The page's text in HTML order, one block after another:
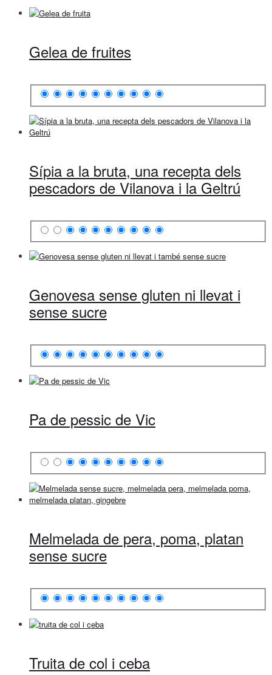
Gelea de fruites
Sípia a la bruta, una recepta dels
pescadors de Vilanova i la Geltrú
Genovesa sense gluten ni llevat i
sense sucre
Pa de pessic de Vic
Melmelada de pera, poma, platan
sense sucre
Truita de col i ceba